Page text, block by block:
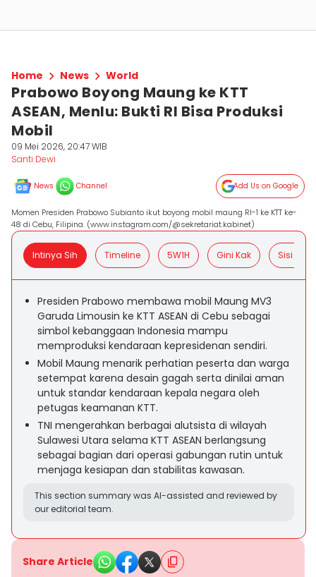
Home News World
Prabowo Boyong Maung ke KTT
ASEAN, Menlu: Bukti RI Bisa Produksi
Mobil
09 Mei 2026, 20:47 WIB
Santi Dewi
News Channel Add Us on Google
Momen Presiden Prabowo Subianto ikut boyong mobil maung RI-1 ke KTT ke-
48 di Cebu, Filipina. (www.instagram.com/@sekretariat.kabinet)
Intinya Sih Timeline 5W1H Gini Kak Sisi
Presiden Prabowo membawa mobil Maung MV3
Garuda Limousin ke KTT ASEAN di Cebu sebagai
simbol kebanggaan Indonesia mampu
memproduksi kendaraan kepresidenan sendiri.
Mobil Maung menarik perhatian peserta dan warga
setempat karena desain gagah serta dinilai aman
untuk standar kendaraan kepala negara oleh
petugas keamanan KTT.
TNI mengerahkan berbagai alutsista di wilayah
Sulawesi Utara selama KTT ASEAN berlangsung
sebagai bagian dari operasi gabungan rutin untuk
menjaga kesiapan dan stabilitas kawasan.
This section summary was AI-assisted and reviewed by
our editorial team.
Share Article